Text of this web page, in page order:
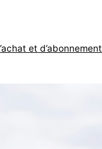
et d’abonnement